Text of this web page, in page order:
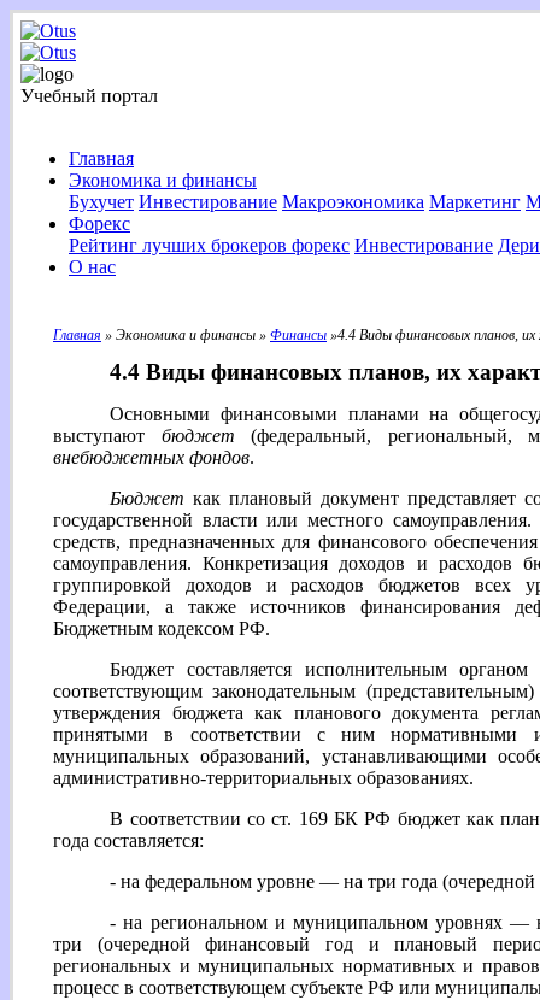
Учебный портал
Главная
Экономика и финансы
Бухучет Инвестирование Макроэкономика Маркетинг
Форекс
Рейтинг лучших брокеров форекс Инвестирование
О нас
Главная » Экономика и финансы » Финансы »4.4 Виды финансовых планов,
4.4 Виды финансовых планов, их
Основными финансовыми планами на
выступают бюджет (федеральный,
внебюджетных фондов.
Бюджет как плановый документ представляет
государственной власти или местного
средств, предназначенных для финансового
самоуправления. Конкретизация доходов и расходов
группировкой доходов и расходов бюджетов всех
Федерации, а также источников финансирования
Бюджетным кодексом РФ.
Бюджет составляется исполнительным
соответствующим законодательным
утверждения бюджета как планового документа
принятыми в соответствии с ним
муниципальных образований, устанавливающими
административно-территориальных образованиях.
В соответствии со ст. 169 БК РФ бюджет как
года составляется:
- на федеральном уровне — на три года
- на региональном и муниципальном уровнях —
три (очередной финансовый год и плановый
региональных и муниципальных нормативных и
процесс в соответствующем субъекте РФ или